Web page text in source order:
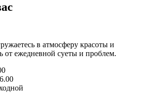
в атмосферу красоты и
от ежедневной суеты и проблем.